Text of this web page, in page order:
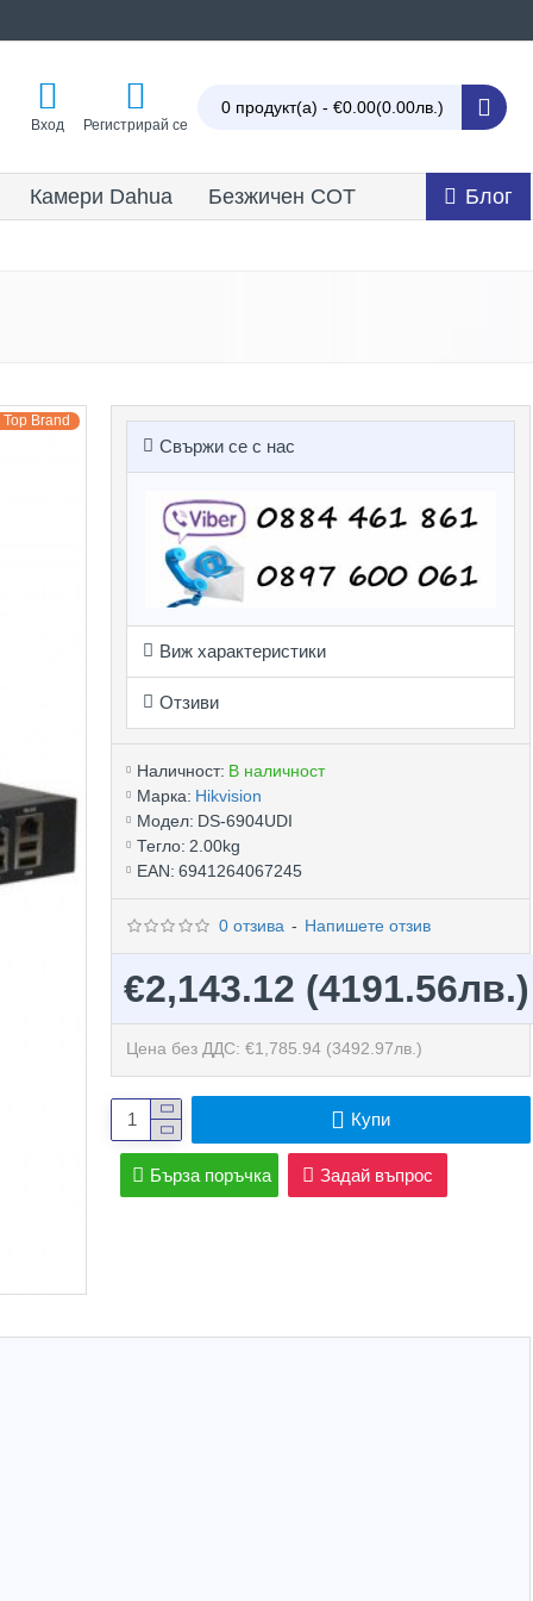
Вход Регистрирай се
0 продукт(а) - €0.00(0.00лв.)
Камери Dahua Безжичен СОТ Блог
Top Brand
Свържи се с нас
Виж характеристики
Отзиви
Наличност: В наличност
Марка: Hikvision
Модел: DS-6904UDI
Тегло: 2.00kg
EAN: 6941264067245
0 отзива - Напишете отзив
€2,143.12 (4191.56лв.)
Цена без ДДС: €1,785.94 (3492.97лв.)
Купи
Бърза поръчка Задай въпрос